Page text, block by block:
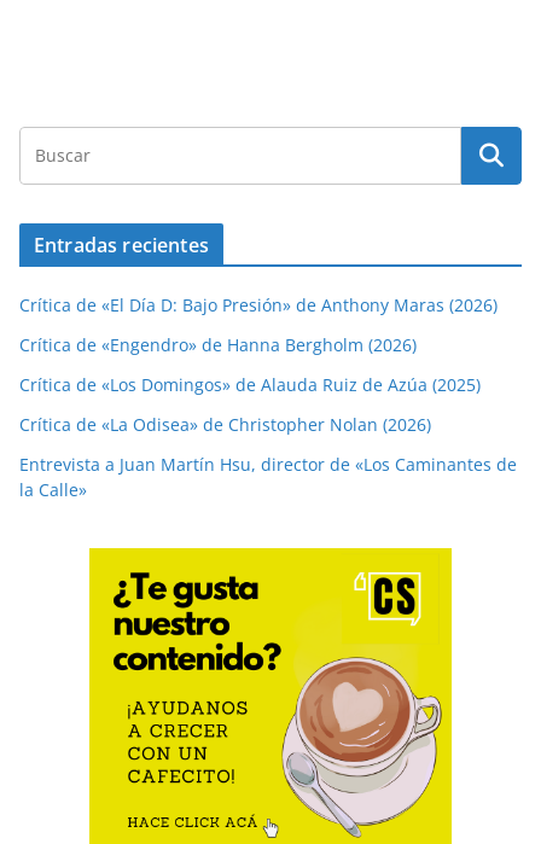
Entradas recientes
Crítica de «El Día D: Bajo Presión» de Anthony Maras (2026)
Crítica de «Engendro» de Hanna Bergholm (2026)
Crítica de «Los Domingos» de Alauda Ruiz de Azúa (2025)
Crítica de «La Odisea» de Christopher Nolan (2026)
Entrevista a Juan Martín Hsu, director de «Los Caminantes de
la Calle»